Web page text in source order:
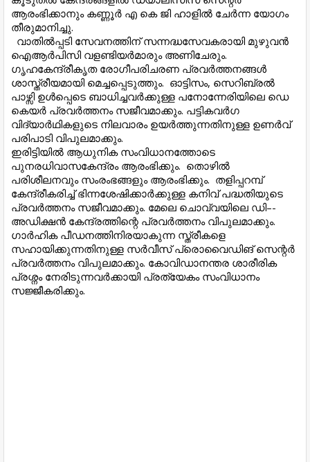
ആരംഭിക്കാനും കണ്ണൂർ എ കെ ജി ഹാളിൽ ചേർന്ന യോഗം
തീരുമാനിച്ചു.
വാതിൽപ്പടി സേവനത്തിന്‌ സന്നദ്ധസേവകരായി മുഴുവൻ
ഐആർപിസി വളണ്ടിയർമാരും അണിചേരും.
ഗൃഹകേന്ദ്രീകൃത രോഗീപരിചരണ പ്രവർത്തനങ്ങൾ
ശാസ്ത്രീയമായി മെച്ചപ്പെടുത്തും. ഓട്ടിസം, സെറിബ്രൽ
പാഴ്സി ഉൾപ്പെടെ ബാധിച്ചവർക്കുള്ള പനോന്നേരിയിലെ ഡെ
കെയർ പ്രവർത്തനം സജീവമാക്കും. പട്ടികവർഗ
വിദ്യാർഥികളുടെ നിലവാരം ഉയർത്തുന്നതിനുള്ള ഉണർവ്
പരിപാടി വിപുലമാക്കും.
ഇരിട്ടിയിൽ ആധുനിക സംവിധാനത്തോടെ
പുനരധിവാസകേന്ദ്രം ആരംഭിക്കും. തൊഴിൽ
പരിശീലനവും സംരംഭങ്ങളും ആരംഭിക്കും. തളിപ്പറമ്പ്
കേന്ദ്രീകരിച്ച് ഭിന്നശേഷിക്കാർക്കുള്ള കനിവ് പദ്ധതിയുടെ
പ്രവർത്തനം സജീവമാക്കും. മേലെ ചൊവ്വയിലെ ഡി–-
അഡിക്ഷൻ കേന്ദ്രത്തിന്റെ പ്രവർത്തനം വിപുലമാക്കും.
ഗാർഹിക പീഡനത്തിനിരയാകുന്ന സ്ത്രീകളെ
സഹായിക്കുന്നതിനുള്ള സർവീസ് പ്രൊവൈഡിങ് സെന്റർ
പ്രവർത്തനം വിപുലമാക്കും. കോവിഡാനന്തര ശാരീരിക
പ്രശ്നം നേരിടുന്നവർക്കായി പ്രത്യേകം സംവിധാനം
സജ്ജീകരിക്കും.